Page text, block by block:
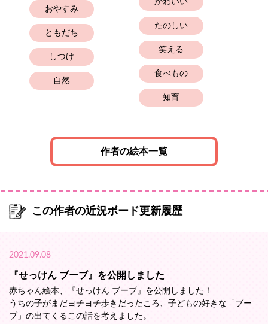
おやすみ
ともだち
しつけ
自然
かわいい
たのしい
笑える
食べもの
知育
作者の絵本一覧
この作者の近況ボード更新履歴
2021.09.08
『せっけん ブーブ』を公開しました
赤ちゃん絵本、『せっけん ブーブ』を公開しました！
うちの子がまだヨチヨチ歩きだったころ、子どもの好きな「ブー
ブ」の出てくるこの話を考えました。